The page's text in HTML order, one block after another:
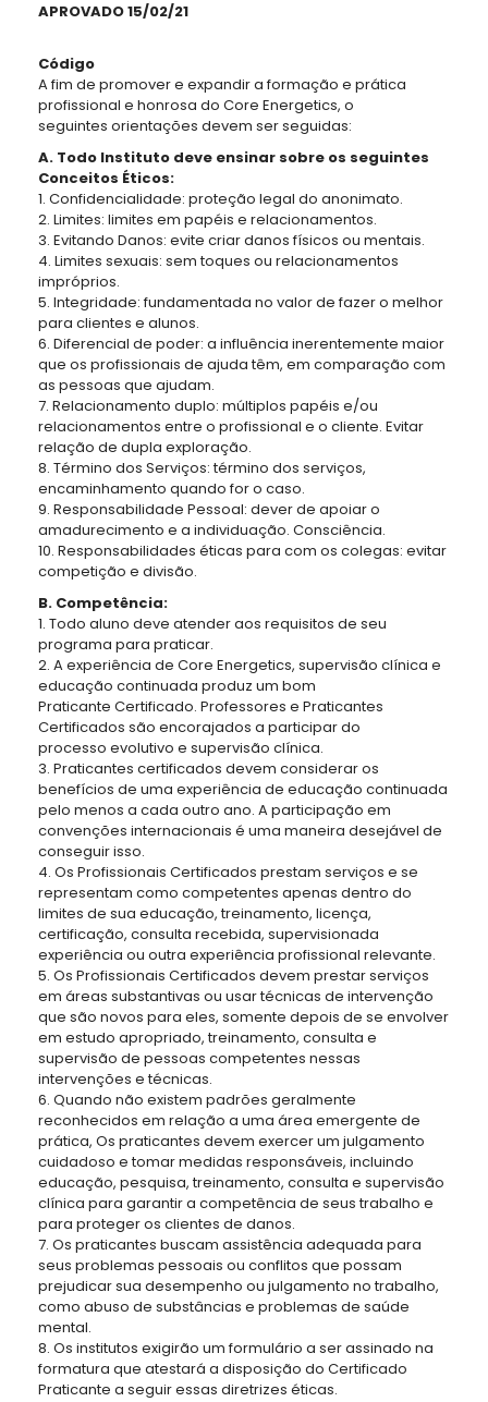
APROVADO 15/02/21
Código
A fim de promover e expandir a formação e prática
profissional e honrosa do Core Energetics, o
seguintes orientações devem ser seguidas:
A. Todo Instituto deve ensinar sobre os seguintes
Conceitos Éticos:
1. Confidencialidade: proteção legal do anonimato.
2. Limites: limites em papéis e relacionamentos.
3. Evitando Danos: evite criar danos físicos ou mentais.
4. Limites sexuais: sem toques ou relacionamentos
impróprios.
5. Integridade: fundamentada no valor de fazer o melhor
para clientes e alunos.
6. Diferencial de poder: a influência inerentemente maior
que os profissionais de ajuda têm, em comparação com
as pessoas que ajudam.
7. Relacionamento duplo: múltiplos papéis e/ou
relacionamentos entre o profissional e o cliente. Evitar
relação de dupla exploração.
8. Término dos Serviços: término dos serviços,
encaminhamento quando for o caso.
9. Responsabilidade Pessoal: dever de apoiar o
amadurecimento e a individuação. Consciência.
10. Responsabilidades éticas para com os colegas: evitar
competição e divisão.
B. Competência:
1. Todo aluno deve atender aos requisitos de seu
programa para praticar.
2. A experiência de Core Energetics, supervisão clínica e
educação continuada produz um bom
Praticante Certificado. Professores e Praticantes
Certificados são encorajados a participar do
processo evolutivo e supervisão clínica.
3. Praticantes certificados devem considerar os
benefícios de uma experiência de educação continuada
pelo menos a cada outro ano. A participação em
convenções internacionais é uma maneira desejável de
conseguir isso.
4. Os Profissionais Certificados prestam serviços e se
representam como competentes apenas dentro do
limites de sua educação, treinamento, licença,
certificação, consulta recebida, supervisionada
experiência ou outra experiência profissional relevante.
5. Os Profissionais Certificados devem prestar serviços
em áreas substantivas ou usar técnicas de intervenção
que são novos para eles, somente depois de se envolver
em estudo apropriado, treinamento, consulta e
supervisão de pessoas competentes nessas
intervenções e técnicas.
6. Quando não existem padrões geralmente
reconhecidos em relação a uma área emergente de
prática, Os praticantes devem exercer um julgamento
cuidadoso e tomar medidas responsáveis, incluindo
educação, pesquisa, treinamento, consulta e supervisão
clínica para garantir a competência de seus trabalho e
para proteger os clientes de danos.
7. Os praticantes buscam assistência adequada para
seus problemas pessoais ou conflitos que possam
prejudicar sua desempenho ou julgamento no trabalho,
como abuso de substâncias e problemas de saúde
mental.
8. Os institutos exigirão um formulário a ser assinado na
formatura que atestará a disposição do Certificado
Praticante a seguir essas diretrizes éticas.